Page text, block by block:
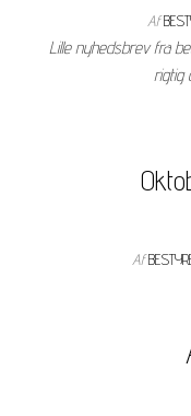
Af
Lille nyhedsbrev fra
rigtig
Af